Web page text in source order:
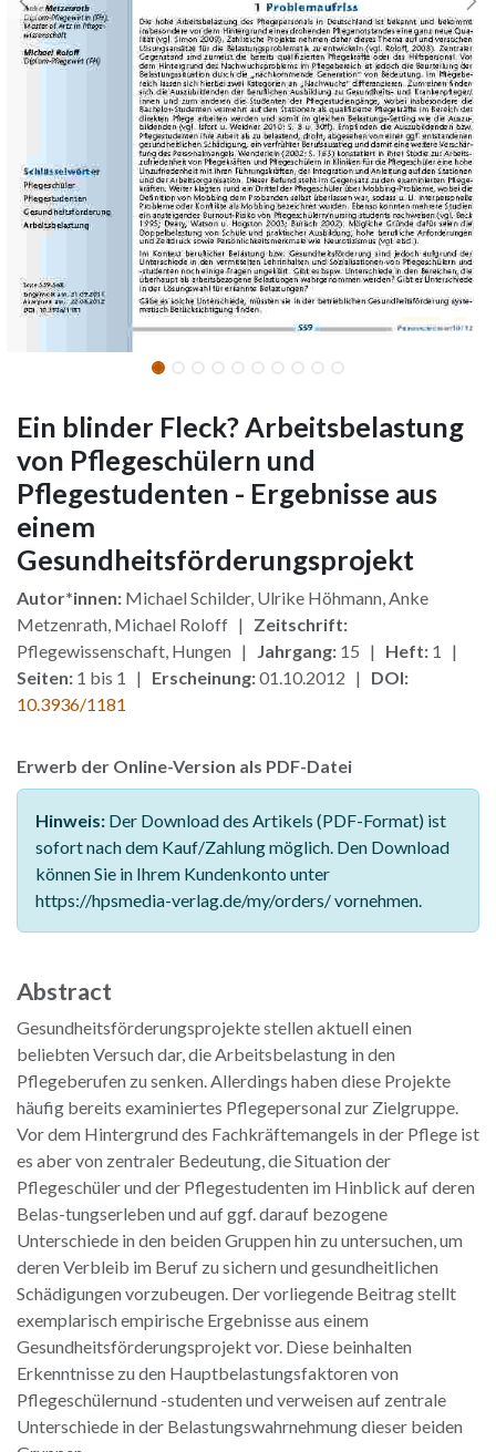
Ein blinder Fleck? Arbeitsbelastung
von Pflegeschülern und
Pflegestudenten - Ergebnisse aus
einem
Gesundheitsförderungsprojekt
Autor*innen: Michael Schilder, Ulrike Höhmann, Anke
Metzenrath, Michael Roloff | Zeitschrift:
Pflegewissenschaft, Hungen | Jahrgang: 15 | Heft: 1 |
Seiten: 1 bis 1 | Erscheinung:01.10.2012 | DOI:
10.3936/1181
Erwerb der Online-Version als PDF-Datei
Hinweis: Der Download des Artikels (PDF-Format) ist
sofort nach dem Kauf/Zahlung möglich. Den Download
können Sie in Ihrem Kundenkonto unter
https://hpsmedia-verlag.de/my/orders/ vornehmen.
Abstract
Gesundheitsförderungsprojekte stellen aktuell einen
beliebten Versuch dar, die Arbeitsbelastung in den
Pflegeberufen zu senken. Allerdings haben diese Projekte
häufig bereits examiniertes Pflegepersonal zur Zielgruppe.
Vor dem Hintergrund des Fachkräftemangels in der Pflege ist
es aber von zentraler Bedeutung, die Situation der
Pflegeschüler und der Pflegestudenten im Hinblick auf deren
Belas-tungserleben und auf ggf. darauf bezogene
Unterschiede in den beiden Gruppen hin zu untersuchen, um
deren Verbleib im Beruf zu sichern und gesundheitlichen
Schädigungen vorzubeugen. Der vorliegende Beitrag stellt
exemplarisch empirische Ergebnisse aus einem
Gesundheitsförderungsprojekt vor. Diese beinhalten
Erkenntnisse zu den Hauptbelastungsfaktoren von
Pflegeschülernund -studenten und verweisen auf zentrale
Unterschiede in der Belastungswahrnehmung dieser beiden